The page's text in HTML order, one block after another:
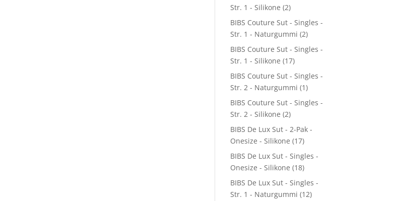
Str. 1 - Silikone (2)
BIBS Couture Sut - Singles -
Str. 1 - Naturgummi (2)
BIBS Couture Sut - Singles -
Str. 1 - Silikone (17)
BIBS Couture Sut - Singles -
Str. 2 - Naturgummi (1)
BIBS Couture Sut - Singles -
Str. 2 - Silikone (2)
BIBS De Lux Sut - 2-Pak -
Onesize - Silikone (17)
BIBS De Lux Sut - Singles -
Onesize - Silikone (18)
BIBS De Lux Sut - Singles -
Str. 1 - Naturgummi (12)